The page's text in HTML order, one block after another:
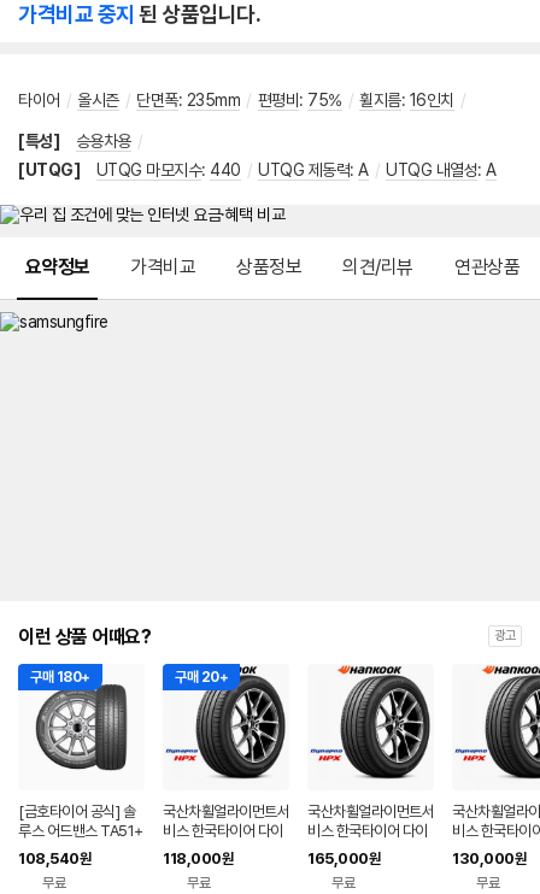
가격비교 중지 된 상품입니다.
타이어 / 올시즌 / 단면폭: 235mm / 편평비 : 75% / 휠지름: 16인치 /
[특성] 승용차용 /
[UTQG]
UTQG 마모지수: 440 / UTQG 제동력: A / UTQG 내열성: A
요약정보 가격비교 상품정보 의견/리뷰 연관상품
이런 상품 어때요? 광고
구매 180+
[금호타이어 공식] 솔
루스 어드밴스 TA51+
215 55 17 전국무료
장착 2155517
108,540원
무료
구매 20+
국산차휠얼라이먼트서
비스 한국타이어 다이
나프로 HPX 235551
9 235 55 19, 1개
118,000원
무료
국산차휠얼라이먼트서
비스 한국타이어 다이
나프로 HPX 25545
20 255 45 20, 1개
165,000원
무료
국산차휠얼라
비스 한국타이
나프로 HPX
8 235 60 18,
130,000원
무료